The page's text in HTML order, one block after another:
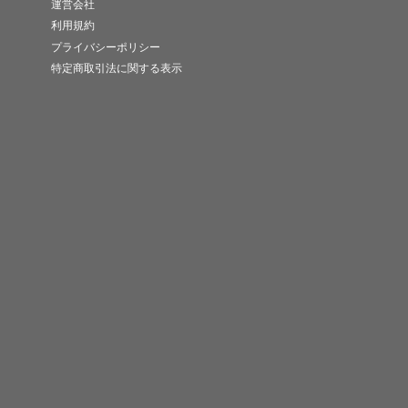
運営会社
利用規約
プライバシーポリシー
特定商取引法に関する表示